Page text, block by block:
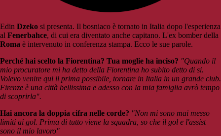
Edin Dzeko si presenta. Il bosniaco è tornato in Italia dopo l'esperienza
al Fenerbahce, di cui era diventato anche capitano. L'ex bomber della
Roma è intervenuto in conferenza stampa. Ecco le sue parole.
Perché hai scelto la Fiorentina? Tua moglie ha inciso? "Quando il
mio procuratore mi ha detto della Fiorentina ho subito detto di si.
Volevo venire qui il prima possibile, tornare in Italia in un grande club.
Firenze è una città bellissima e adesso con la mia famiglia avrò tempo
di scoprirla".
Hai ancora la doppia cifra nelle corde? "Non mi sono mai messo
limiti ai gol. Prima di tutto viene la squadra, so che il gol e l'assist
sono il mio lavoro"